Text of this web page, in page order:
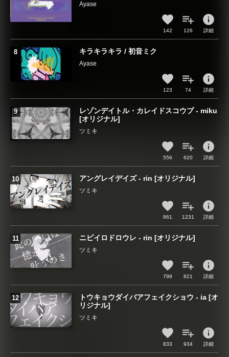
Ayase
142 126
info
詳細
キラキラキラ / 初音ミク
Ayase
123 74
info
詳細
レゾンデイトル・カレイドスコウプ - miku
[オリジナル]
ツミキ
556 620
info
詳細
アングレイデイズ - rin [オリジナル]
ツミキ
861 1231
info
詳細
ニビイロドロウレ - rin [オリジナル]
ツミキ
798 821
info
詳細
トウキョウダイバアフェイクショウ - ia [オ
リジナル]
ツミキ
833 934
info
詳細